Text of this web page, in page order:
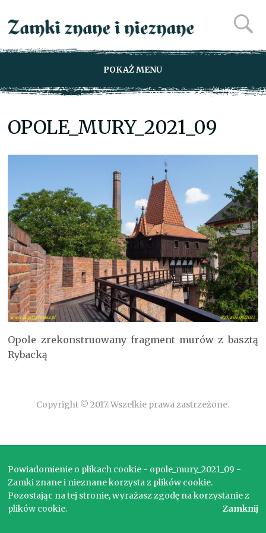
POKAŻ MENU
OPOLE_MURY_2021_09
Opole zrekonstruowany fragment murów z basztą
Rybacką
Copyright © 2017. Wszelkie prawa zastrzeżone.
Powiadomienie o plikach cookie - opole_mury_2021_09 -
Zamki znane i nieznane korzysta z plików cookie.
Pozostając na tej stronie, wyrażasz zgodę na korzystanie z
plików cookie.
Zamknij